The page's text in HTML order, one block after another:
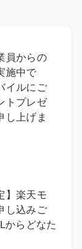
員からの
施中で
イルにご
トプレゼ
し上げま
】楽天モ
し込みご
からどなた